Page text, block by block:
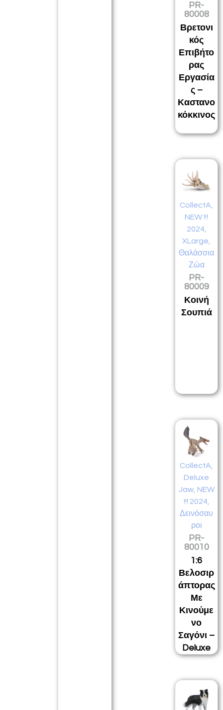
PR-
80008
Βρετονι
κός
Επιβήτο
ρας
Εργασία
ς –
Καστανο
κόκκινος
CollectA
NEW !!!
2024,
XLarge
Θαλάσσια
Ζώα
PR-
80009
Κοινή
Σουπιά
CollectA
Deluxe
Jaw, NEW
!!! 2024,
Δεινόσαυ
ροι
PR-
80010
1:6
Βελοσιρ
άπτορας
Με
Κινούμε
νο
Σαγόνι –
Deluxe